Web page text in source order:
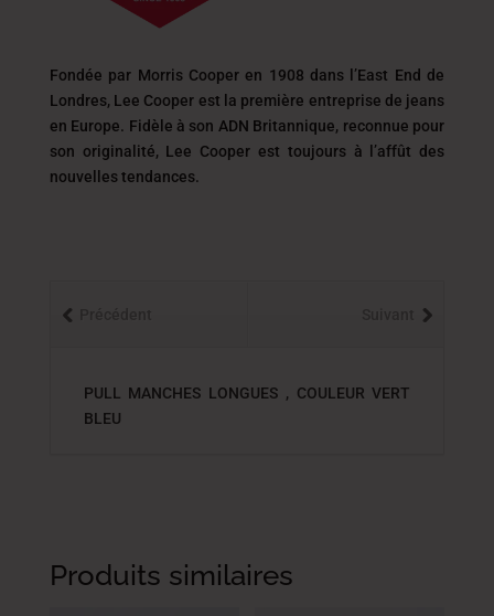
Fondée par Morris Cooper en 1908 dans l’East End de
Londres, Lee Cooper est la première entreprise de jeans
en Europe. Fidèle à son ADN Britannique, reconnue pour
son originalité, Lee Cooper est toujours à l’affût des
nouvelles tendances.
PULL MANCHES LONGUES , COULEUR VERT
BLEU
Produits similaires